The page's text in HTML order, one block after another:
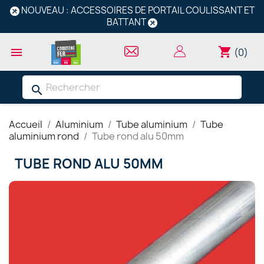
NOUVEAU : ACCESSOIRES DE PORTAIL COULISSANT ET
BATTANT
 shopping_cart (0)
search
Accueil Aluminium Tube aluminium
Tube
aluminium rond
Tube rond alu 50mm
TUBE ROND ALU 50MM